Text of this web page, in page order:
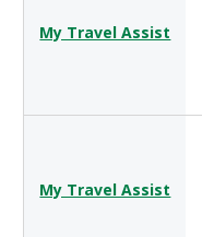
My Travel Assist
My Travel Assist